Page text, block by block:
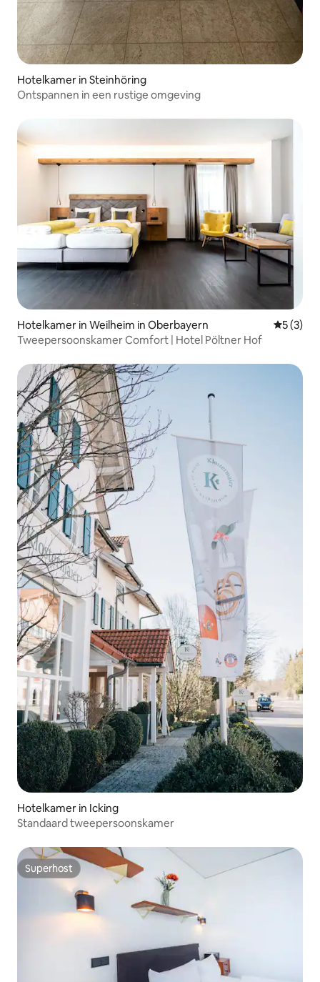
Hotelkamer in Steinhöring
Ontspannen in een rustige omgeving
Hotelkamer in Weilheim in Oberbayern
5 (3)
Tweepersoonskamer Comfort | Hotel Pöltner Hof
Hotelkamer in Icking
Standaard tweepersoonskamer
Superhost
Superhost